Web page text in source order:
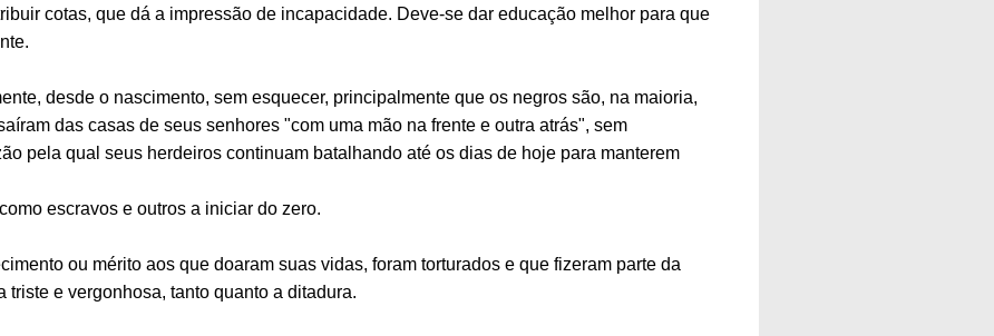
cotas, que dá a impressão de incapacidade. Deve-se dar educação melhor para que
desde o nascimento, sem esquecer, principalmente que os negros são, na maioria,
das casas de seus senhores "com uma mão na frente e outra atrás", sem
pela qual seus herdeiros continuam batalhando até os dias de hoje para manterem
escravos e outros a iniciar do zero.
ou mérito aos que doaram suas vidas, foram torturados e que fizeram parte da
triste e vergonhosa, tanto quanto a ditadura.